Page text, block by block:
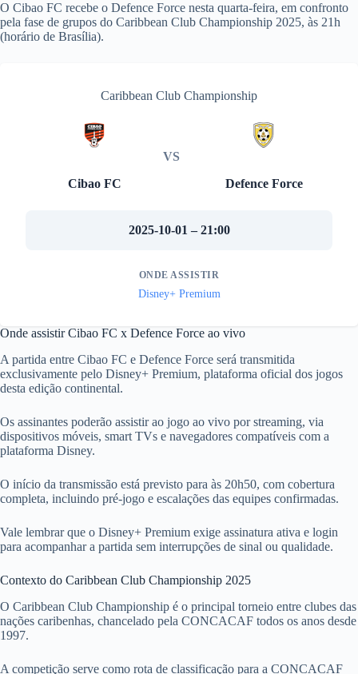
O Cibao FC recebe o Defence Force nesta quarta-feira, em confronto
pela fase de grupos do Caribbean Club Championship 2025, às 21h
(horário de Brasília).
Caribbean Club Championship
Cibao FC
VS
Defence Force
2025-10-01 – 21:00
ONDE ASSISTIR
Disney+ Premium
Onde assistir Cibao FC x Defence Force ao vivo
A partida entre Cibao FC e Defence Force será transmitida
exclusivamente pelo Disney+ Premium, plataforma oficial dos jogos
desta edição continental.
Os assinantes poderão assistir ao jogo ao vivo por streaming, via
dispositivos móveis, smart TVs e navegadores compatíveis com a
plataforma Disney.
O início da transmissão está previsto para às 20h50, com cobertura
completa, incluindo pré-jogo e escalações das equipes confirmadas.
Vale lembrar que o Disney+ Premium exige assinatura ativa e login
para acompanhar a partida sem interrupções de sinal ou qualidade.
Contexto do Caribbean Club Championship 2025
O Caribbean Club Championship é o principal torneio entre clubes das
nações caribenhas, chancelado pela CONCACAF todos os anos desde
1997.
A competição serve como rota de classificação para a CONCACAF